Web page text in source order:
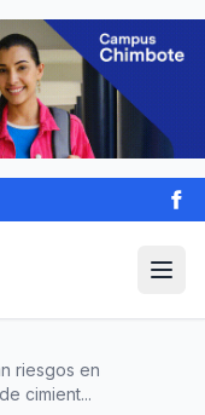
riesgos en
cimient...